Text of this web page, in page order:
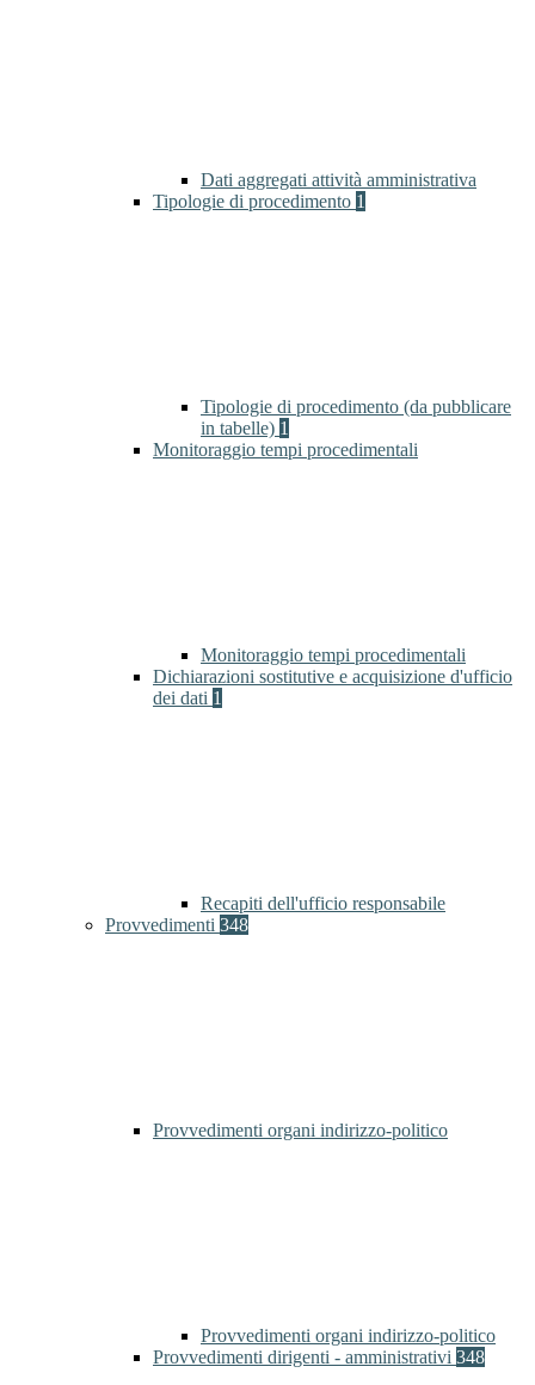
Dati aggregati attività amministrativa
Tipologie di procedimento 1
Tipologie di procedimento (da pubblicare
in tabelle) 1
Monitoraggio tempi procedimentali
Monitoraggio tempi procedimentali
Dichiarazioni sostitutive e acquisizione d'ufficio
dei dati 1
Recapiti dell'ufficio responsabile
Provvedimenti 348
Provvedimenti organi indirizzo-politico
Provvedimenti organi indirizzo-politico
Provvedimenti dirigenti - amministrativi 348